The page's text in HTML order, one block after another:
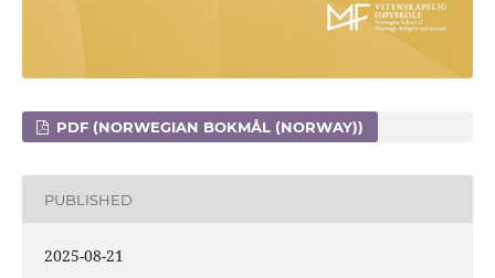
PDF (NORWEGIAN BOKMÅL (NORWAY))
PUBLISHED
2025-08-21